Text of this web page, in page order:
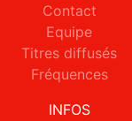
Contact
Equipe
Titres diffusés
Fréquences
INFOS